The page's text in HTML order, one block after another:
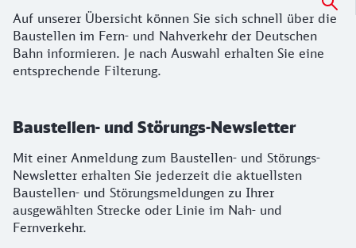
Auf unserer Übersicht können Sie sich schnell über die
Baustellen im Fern- und Nahverkehr der Deutschen
Bahn informieren. Je nach Auswahl erhalten Sie eine
entsprechende Filterung.
Baustellen- und Störungs-Newsletter
Mit einer Anmeldung zum Baustellen- und Störungs-
Newsletter erhalten Sie jederzeit die aktuellsten
Baustellen- und Störungsmeldungen zu Ihrer
ausgewählten Strecke oder Linie im Nah- und
Fernverkehr.